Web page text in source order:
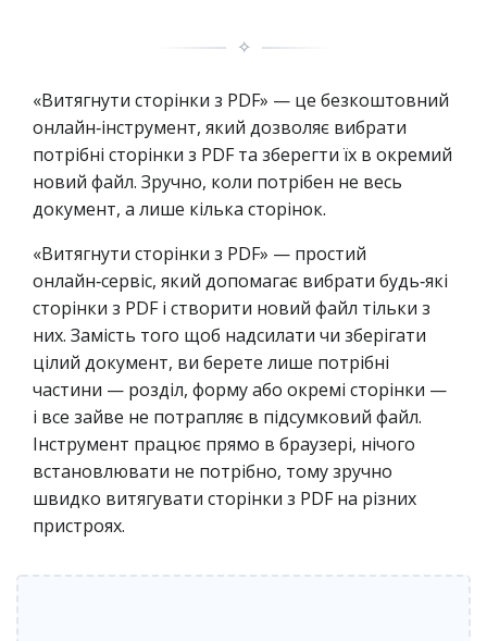
✧
«Витягнути сторінки з PDF» — це безкоштовний
онлайн‑інструмент, який дозволяє вибрати
потрібні сторінки з PDF та зберегти їх в окремий
новий файл. Зручно, коли потрібен не весь
документ, а лише кілька сторінок.
«Витягнути сторінки з PDF» — простий
онлайн‑сервіс, який допомагає вибрати будь‑які
сторінки з PDF і створити новий файл тільки з
них. Замість того щоб надсилати чи зберігати
цілий документ, ви берете лише потрібні
частини — розділ, форму або окремі сторінки —
і все зайве не потрапляє в підсумковий файл.
Інструмент працює прямо в браузері, нічого
встановлювати не потрібно, тому зручно
швидко витягувати сторінки з PDF на різних
пристроях.